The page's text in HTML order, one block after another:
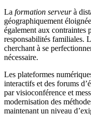
La formation serveurà
géographiquement
également aux contraintes
responsabilités familiales.
cherchant à se
nécessaire.
Les plateformes
interactifs et des forums
par visioconférence et
modernisation des
maintenant un niveau